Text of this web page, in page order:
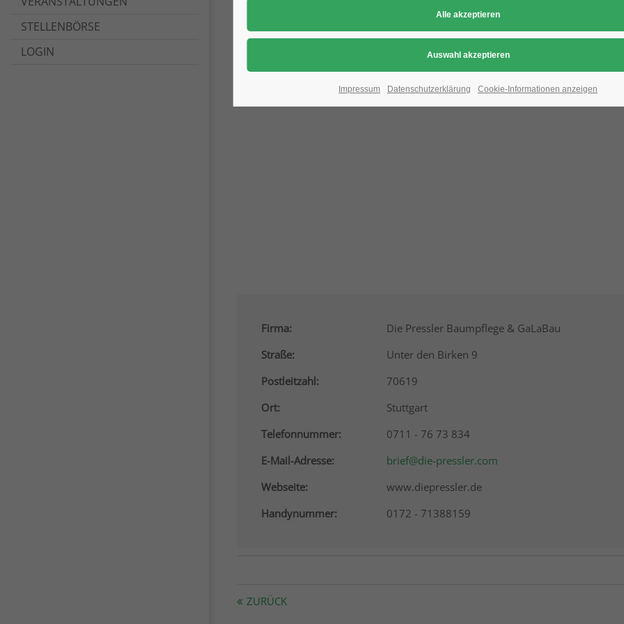
STELLENBÖRSE
LOGIN
Aufgrund der Datenschutzeinstellungen wird
Datenschutz-Einstellungen , indem
Firma:
Die Pressler Baumpflege & GaLaBau
Straße:
Unter den Birken 9
Postleitzahl:
70619
Ort:
Stuttgart
Telefonnummer:
0711 - 76 73 834
E-Mail-Adresse:
brief@die-pressler.com
Webseite:
www.diepressler.de
Handynummer:
0172 - 71388159
ZURÜCK
Impressum Datenschutzerklärung Cookie-Informationen anzeigen